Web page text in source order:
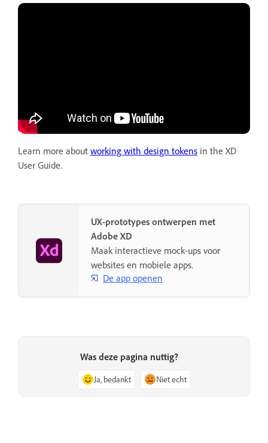
Learn more about working with design tokens in the XD
User Guide.
UX-prototypes ontwerpen met
Adobe XD
Maak interactieve mock-ups voor
websites en mobiele apps.
De app openen
Was deze pagina nuttig?
Ja, bedankt Niet echt